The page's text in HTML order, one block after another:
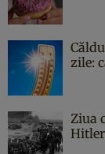
zile:
Ziua